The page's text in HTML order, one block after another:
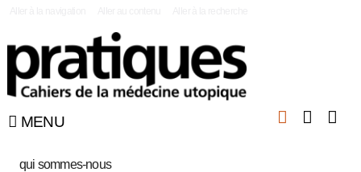
MENU
qui sommes-nous